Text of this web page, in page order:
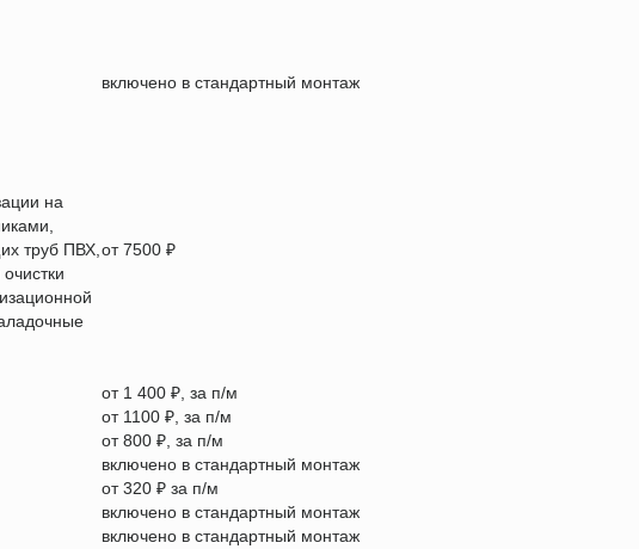
включено в стандартный монтаж
на
труб ПВХ, от 7500 ₽
от 1 400 ₽, за п/м
от 1100 ₽, за п/м
от 800 ₽, за п/м
включено в стандартный монтаж
от 320 ₽ за п/м
включено в стандартный монтаж
включено в стандартный монтаж